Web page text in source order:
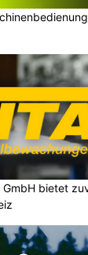
bietet